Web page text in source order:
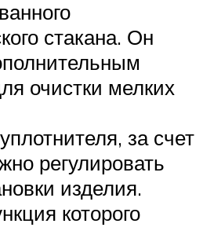
стакана. Он
очистки мелких
за счет
регулировать
изделия.
которого